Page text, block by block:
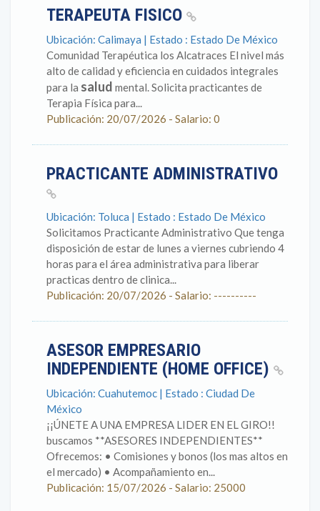
TERAPEUTA FISICO
Ubicación: Calimaya | Estado : Estado De México
Comunidad Terapéutica los Alcatraces El nivel más
alto de calidad y eficiencia en cuidados integrales
para la salud mental. Solicita practicantes de
Terapia Física para...
Publicación: 20/07/2026 - Salario: 0
PRACTICANTE ADMINISTRATIVO
Ubicación: Toluca | Estado : Estado De México
Solicitamos Practicante Administrativo Que tenga
disposición de estar de lunes a viernes cubriendo 4
horas para el área administrativa para liberar
practicas dentro de clinica...
Publicación: 20/07/2026 - Salario: ----------
ASESOR EMPRESARIO
INDEPENDIENTE (HOME OFFICE)
Ubicación: Cuahutemoc | Estado : Ciudad De
México
¡¡ÚNETE A UNA EMPRESA LIDER EN EL GIRO!!
buscamos **ASESORES INDEPENDIENTES**
Ofrecemos: • Comisiones y bonos (los mas altos en
el mercado) • Acompañamiento en...
Publicación: 15/07/2026 - Salario: 25000